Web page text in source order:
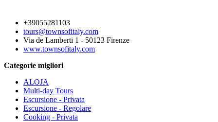
+39055281103
tours@townsofitaly.com
Via de Lamberti 1 - 50123 Firenze
www.townsofitaly.com
Categorie migliori
ALOJA
Multi-day Tours
Escursione - Privata
Escursione - Regolare
Cooking - Privata